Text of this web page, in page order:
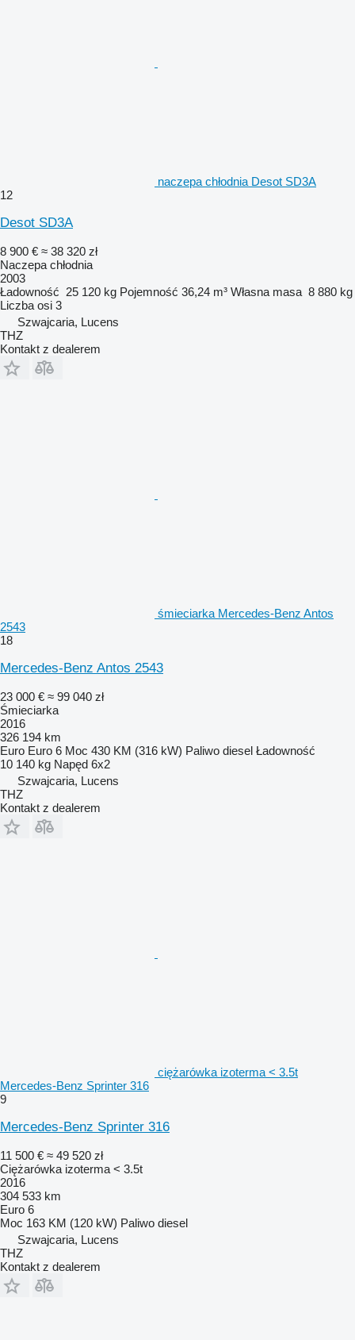
naczepa chłodnia Desot SD3A
12
Desot SD3A
8 900 € ≈ 38 320 zł
Naczepa chłodnia
2003
Ładowność 25 120 kg Pojemność 36,24 m³ Własna masa 8 880 kg
Liczba osi 3
Szwajcaria, Lucens
THZ
Kontakt z dealerem
śmieciarka Mercedes-Benz Antos
2543
18
Mercedes-Benz Antos 2543
23 000 € ≈ 99 040 zł
Śmieciarka
2016
326 194 km
Euro Euro 6 Moc 430 KM (316 kW) Paliwo diesel Ładowność
10 140 kg Napęd 6x2
Szwajcaria, Lucens
THZ
Kontakt z dealerem
ciężarówka izoterma < 3.5t
Mercedes-Benz Sprinter 316
9
Mercedes-Benz Sprinter 316
11 500 € ≈ 49 520 zł
Ciężarówka izoterma < 3.5t
2016
304 533 km
Euro 6
Moc 163 KM (120 kW) Paliwo diesel
Szwajcaria, Lucens
THZ
Kontakt z dealerem